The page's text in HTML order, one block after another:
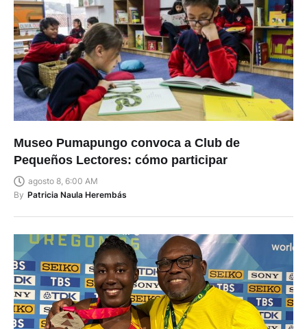
Museo Pumapungo convoca a Club de
Pequeños Lectores: cómo participar
agosto 8, 6:00 AM
By Patricia Naula Herembás